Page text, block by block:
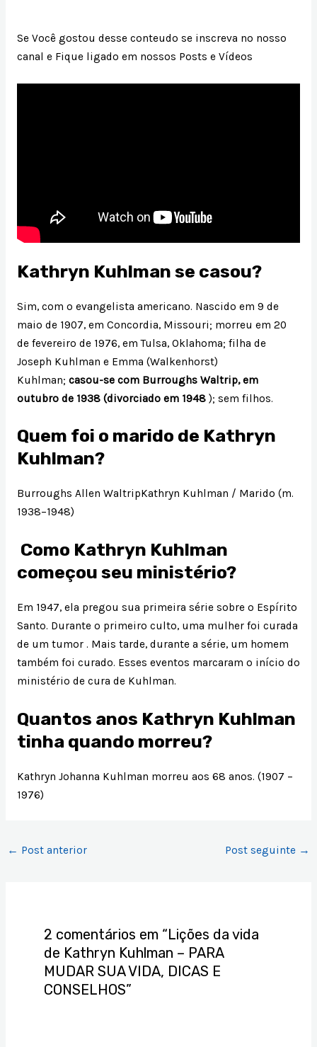
Se Você gostou desse conteudo se inscreva no nosso
canal e Fique ligado em nossos Posts e Vídeos
Kathryn Kuhlman se casou?
Sim, com o evangelista americano. Nascido em 9 de
maio de 1907, em Concordia, Missouri; morreu em 20
de fevereiro de 1976, em Tulsa, Oklahoma; filha de
Joseph Kuhlman e Emma (Walkenhorst)
Kuhlman; casou-se com Burroughs Waltrip, em
outubro de 1938 (divorciado em 1948); sem filhos.
Quem foi o marido de Kathryn
Kuhlman?
Burroughs Allen WaltripKathryn Kuhlman / Marido (m.
1938–1948)
Como Kathryn Kuhlman
começou seu ministério?
Em 1947, ela pregou sua primeira série sobre o Espírito
Santo. Durante o primeiro culto, uma mulher foi curada
de um tumor . Mais tarde, durante a série, um homem
também foi curado. Esses eventos marcaram o início do
ministério de cura de Kuhlman.
Quantos anos Kathryn Kuhlman
tinha quando morreu?
Kathryn Johanna Kuhlman morreu aos 68 anos. (1907 –
1976)
← Post anterior Post seguinte →
2 comentários em “Lições da vida
de Kathryn Kuhlman – PARA
MUDAR SUA VIDA, DICAS E
CONSELHOS”